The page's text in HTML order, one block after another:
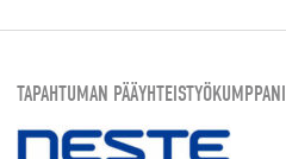
TAPAHTUMAN PÄÄYHTEISTYÖKUMPPANI